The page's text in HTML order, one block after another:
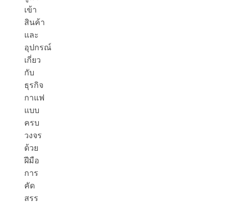
เข้า
สินค้า
และ
อุปกรณ์
เกี่ยว
กับ
ธุรกิจ
กาแฟ
แบบ
ครบ
วงจร
ด้วย
ฝีมือ
การ
คัด
สรร